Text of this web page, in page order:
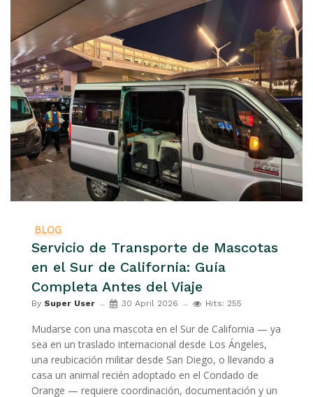
BLOG
Servicio de Transporte de Mascotas
en el Sur de California: Guía
Completa Antes del Viaje
By Super User 30 April 2026 Hits: 255
Mudarse con una mascota en el Sur de California — ya
sea en un traslado internacional desde Los Ángeles,
una reubicación militar desde San Diego, o llevando a
casa un animal recién adoptado en el Condado de
Orange — requiere coordinación, documentación y un